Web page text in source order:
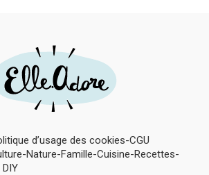
d’usage des cookies CGU
Nature Famille Cuisine Recettes